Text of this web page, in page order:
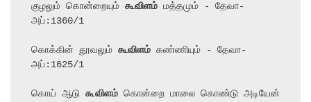
குழலும் கொன்றையும் கூவிளம் மத்தமும் - தேவா-
அப்:1360/1
கொக்கின் தூவலும் கூவிளம் கண்ணியும் - தேவா-
அப்:1625/1
கொய் ஆடு கூவிளம் கொன்றை மாலை கொண்டு அடியேன்